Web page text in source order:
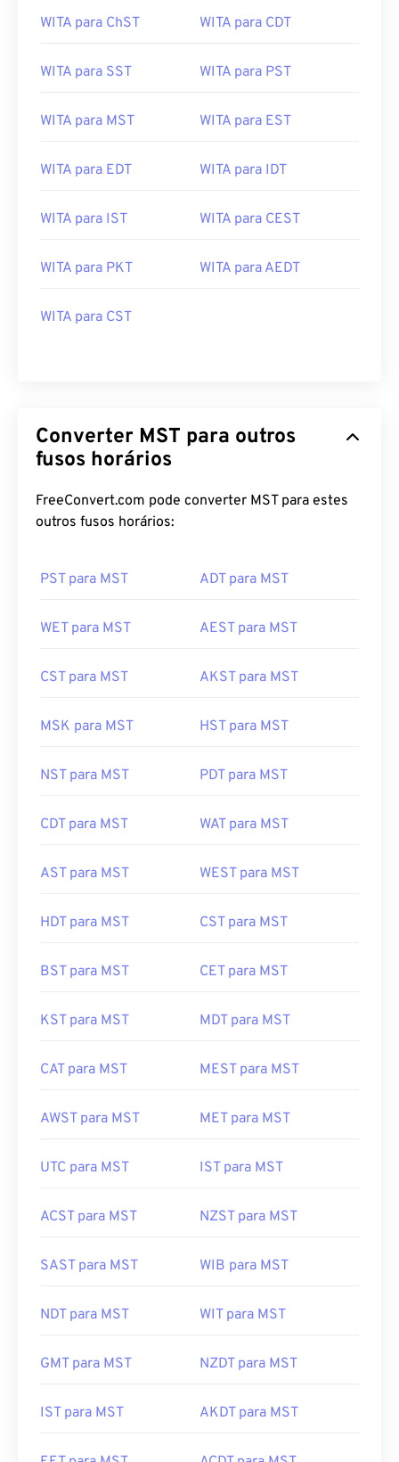
WITA para ChST WITA para CDT
WITA para SST WITA para PST
WITA para MST WITA para EST
WITA para EDT WITA para IDT
WITA para IST WITA para CEST
WITA para PKT WITA para AEDT
WITA para CST
Converter MST para outros
fusos horários
FreeConvert.com pode converter MST para estes
outros fusos horários:
PST para MST ADT para MST
WET para MST AEST para MST
CST para MST AKST para MST
MSK para MST HST para MST
NST para MST PDT para MST
CDT para MST WAT para MST
AST para MST WEST para MST
HDT para MST CST para MST
BST para MST CET para MST
KST para MST MDT para MST
CAT para MST MEST para MST
AWST para MST MET para MST
UTC para MST IST para MST
ACST para MST NZST para MST
SAST para MST WIB para MST
NDT para MST WIT para MST
GMT para MST NZDT para MST
IST para MST AKDT para MST